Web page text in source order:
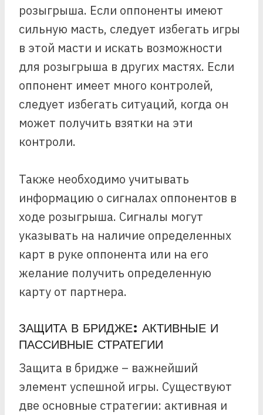
розыгрыша. Если оппоненты имеют
сильную масть, следует избегать игры
в этой масти и искать возможности
для розыгрыша в других мастях. Если
оппонент имеет много контролей,
следует избегать ситуаций, когда он
может получить взятки на эти
контроли.
Также необходимо учитывать
информацию о сигналах оппонентов в
ходе розыгрыша. Сигналы могут
указывать на наличие определенных
карт в руке оппонента или на его
желание получить определенную
карту от партнера.
ЗАЩИТА В БРИДЖЕ: АКТИВНЫЕ И
ПАССИВНЫЕ СТРАТЕГИИ
Защита в бридже – важнейший
элемент успешной игры. Существуют
две основные стратегии: активная и